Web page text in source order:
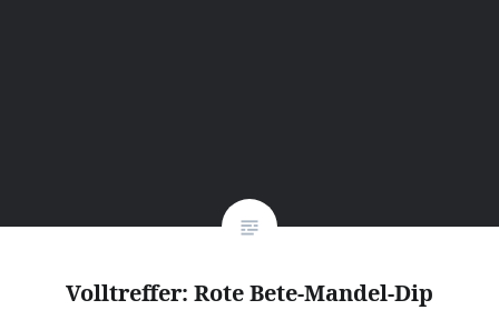
Volltreffer: Rote Bete-Mandel-Dip